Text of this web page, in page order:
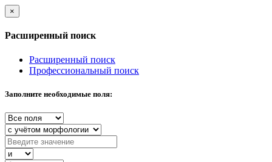
×
Расширенный поиск
Расширенный поиск
Профессиональный поиск
Заполните необходимые поля: